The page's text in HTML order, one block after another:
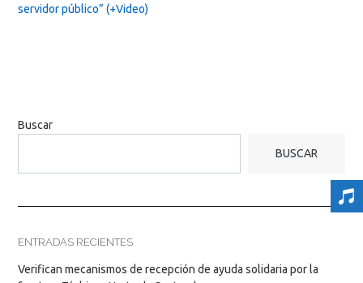
servidor público” (+Video)
Buscar
BUSCAR
ENTRADAS RECIENTES
Verifican mecanismos de recepción de ayuda solidaria por la